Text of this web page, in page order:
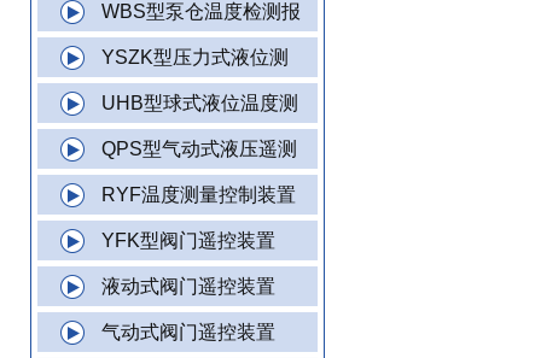
WBS型泵仓温度检测报
YSZK型压力式液位测
UHB型球式液位温度测
QPS型气动式液压遥测
RYF温度测量控制装置
YFK型阀门遥控装置
液动式阀门遥控装置
气动式阀门遥控装置